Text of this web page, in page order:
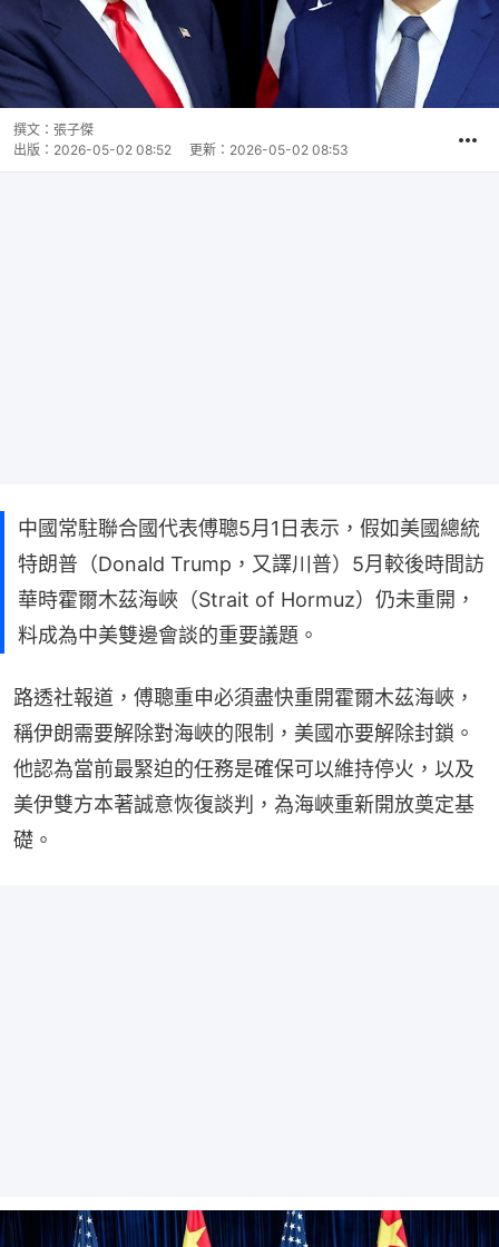
撰文： 張子傑
出版： 2026-05-02 08:52 更新： 2026-05-02 08:53
中國常駐聯合國代表傅聰5月1日表示，假如美國總統
特朗普（Donald Trump，又譯川普）5月較後時間訪
華時霍爾木茲海峽（Strait of Hormuz）仍未重開，
料成為中美雙邊會談的重要議題。
路透社報道，傅聰重申必須盡快重開霍爾木茲海峽，
稱伊朗需要解除對海峽的限制，美國亦要解除封鎖。
他認為當前最緊迫的任務是確保可以維持停火，以及
美伊雙方本著誠意恢復談判，為海峽重新開放奠定基
礎。